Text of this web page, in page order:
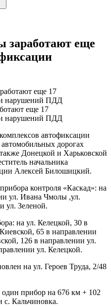
заработают еще
еще 17
нарушений ПДД
автофиксации
дорогах
Донецкой и Харьковской
начальника
Алексей Билошицкий.
контроля «Каскад»: на
ул. Ивана Чмолы ,ул.
ул. Зеленой.
на ул. Келецкой, 30 в
65 в направлении
126 в направлении ул.
ул. Келецкой.
на ул. Героев Труда, 2/48
один прибор на 676 км + 102
с. Кальчиновка.